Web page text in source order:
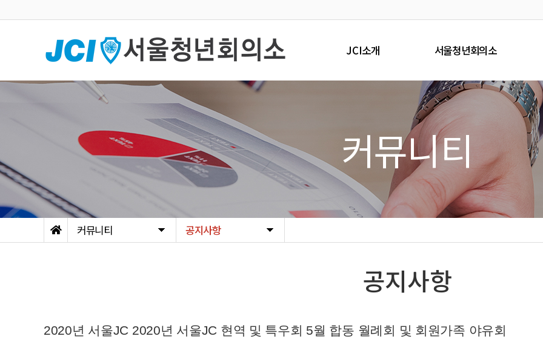
JCI소개
세네타
서울청년회의소
서울JC소개
정관 및 제규정
국내외JC
사무국약도
커뮤니티 공지사항
커뮤니티
공지사항
2020년 서울JC 2020년 서울JC 현역 및 특우회 5월 합동 월례회 및 회원가족 야유회